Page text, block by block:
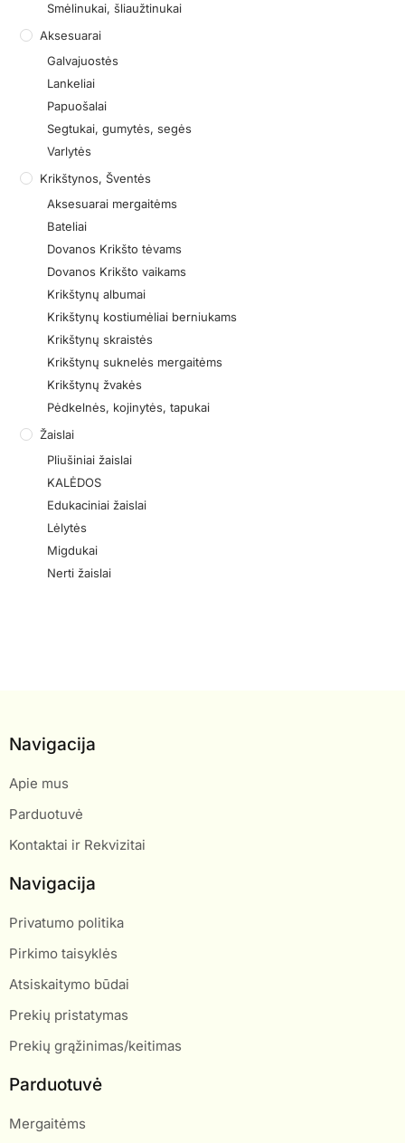
Smėlinukai, šliaužtinukai
Aksesuarai
Galvajuostės
Lankeliai
Papuošalai
Segtukai, gumytės, segės
Varlytės
Krikštynos, Šventės
Aksesuarai mergaitėms
Bateliai
Dovanos Krikšto tėvams
Dovanos Krikšto vaikams
Krikštynų albumai
Krikštynų kostiumėliai berniukams
Krikštynų skraistės
Krikštynų suknelės mergaitėms
Krikštynų žvakės
Pėdkelnės, kojinytės, tapukai
Žaislai
Pliušiniai žaislai
KALĖDOS
Edukaciniai žaislai
Lėlytės
Migdukai
Nerti žaislai
Navigacija
Apie mus
Parduotuvė
Kontaktai ir Rekvizitai
Navigacija
Privatumo politika
Pirkimo taisyklės
Atsiskaitymo būdai
Prekių pristatymas
Prekių grąžinimas/keitimas
Parduotuvė
Mergaitėms